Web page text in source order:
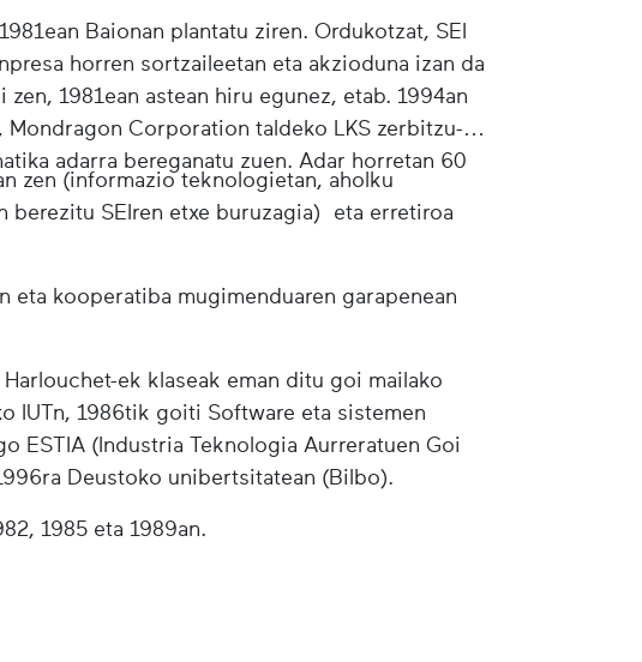
Baionan plantatu ziren. Ordukotzat, SEI
horren sortzaileetan eta akzioduna izan da
1981ean astean hiru egunez, etab. 1994an
Corporation taldeko LKS zerbitzu-
adarra bereganatu zuen. Adar horretan 60
zen (informazio teknologietan, aholku
berezitu SEIren etxe buruzagia) eta erretiroa
eta kooperatiba mugimenduaren garapenean
ek klaseak eman ditu goi mailako
IUTn, 1986tik goiti Software eta sistemen
ESTIA ( Industria Teknologia Aurreratuen Goi
Deustoko unibertsitatean (Bilbo).
1985 eta 1989an.